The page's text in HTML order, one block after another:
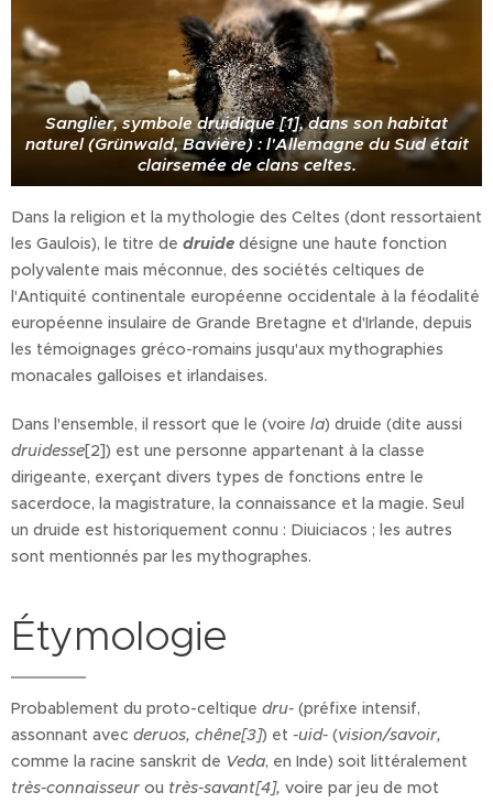
Sanglier, symbole druidique [1], dans son habitat
naturel (Grünwald, Bavière) : l'Allemagne du Sud était
clairsemée de clans celtes.
Dans la religion et la mythologie des Celtes (dont ressortaient
les Gaulois), le titre de druide désigne une haute fonction
polyvalente mais méconnue, des sociétés celtiques de
l'Antiquité continentale européenne occidentale à la féodalité
européenne insulaire de Grande Bretagne et d'Irlande, depuis
les témoignages gréco-romains jusqu'aux mythographies
monacales galloises et irlandaises.
Dans l'ensemble, il ressort que le (voire la) druide (dite aussi
druidesse[2]) est une personne appartenant à la classe
dirigeante, exerçant divers types de fonctions entre le
sacerdoce, la magistrature, la connaissance et la magie. Seul
un druide est historiquement connu : Diuiciacos ; les autres
sont mentionnés par les mythographes.
Étymologie
Probablement du proto-celtique dru- (préfixe intensif,
assonnant avec deruos, chêne[3]) et -uid- (vision/savoir,
comme la racine sanskrit de Veda, en Inde) soit littéralement
très-connaisseur ou très-savant[4], voire par jeu de mot